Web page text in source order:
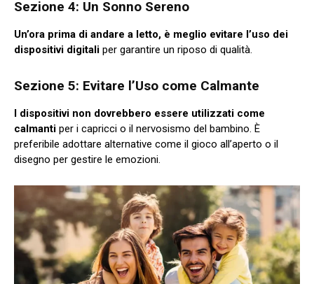
Sezione 4: Un Sonno Sereno
Un’ora prima di andare a letto, è meglio evitare l’uso dei
dispositivi digitali per garantire un riposo di qualità.
Sezione 5: Evitare l’Uso come Calmante
I dispositivi non dovrebbero essere utilizzati come
calmanti per i capricci o il nervosismo del bambino. È
preferibile adottare alternative come il gioco all’aperto o il
disegno per gestire le emozioni.